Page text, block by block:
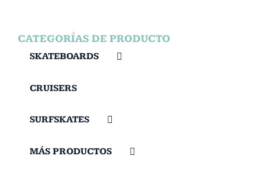
CATEGORÍAS DE PRODUCTO
SKATEBOARDS
CRUISERS
SURFSKATES
MÁS PRODUCTOS